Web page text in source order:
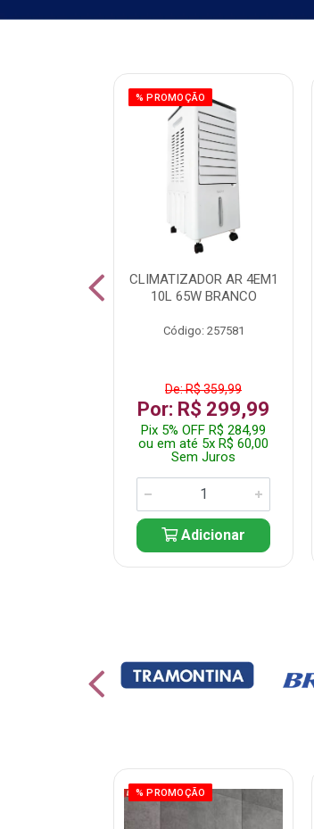
% PROMOÇÃO
CLIMATIZADOR AR 4EM1
10L 65W BRANCO
Código: 257581
De: R$ 359,99
Por: R$ 299,99
Pix 5% OFF R$ 284,99
ou em até 5x R$ 60,00
Sem Juros
Adicionar
% PROMOÇÃO